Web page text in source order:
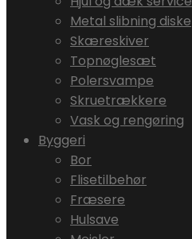
Metal slibning diske
Skæreskiver
Topnøglesæt
Polersvampe
Skruetrækkere
Vask og rengøring
Byggeri
Bor
Flisetilbehør
Fræsere
Hulsave